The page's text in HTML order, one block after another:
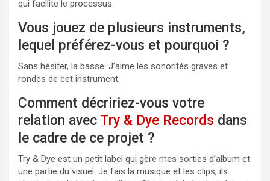
qui facilite le processus.
Vous jouez de plusieurs instruments,
lequel préférez-vous et pourquoi ?
Sans hésiter, la basse. J’aime les sonorités graves et
rondes de cet instrument.
Comment décririez-vous votre
relation avec Try & Dye Records dans
le cadre de ce projet ?
Try & Dye est un petit label qui gère mes sorties d’album et
une partie du visuel. Je fais la musique et les clips, ils